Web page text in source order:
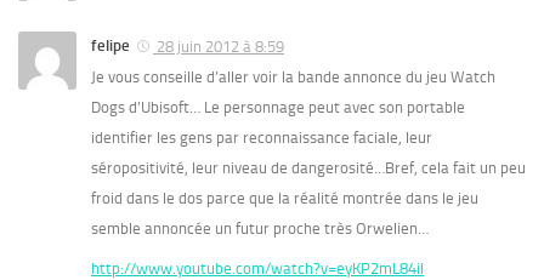
felipe
28 juin 2012 à 8:59
Je vous conseille d’aller voir la bande annonce du jeu Watch
Dogs d’Ubisoft… Le personnage peut avec son portable
identifier les gens par reconnaissance faciale, leur
séropositivité, leur niveau de dangerosité…Bref, cela fait un peu
froid dans le dos parce que la réalité montrée dans le jeu
semble annoncée un futur proche très Orwelien…
http://www.youtube.com/watch?v=eyKP2mL84iI